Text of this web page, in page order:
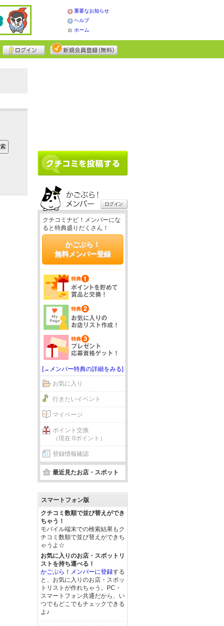
重要なお知らせ
ヘルプ
ホーム
クチコミナビ！メンバーにな
ると特典盛りだくさん！
かごぶら！
無料メンバー登録
[→メンバー特典の詳細をみる]
お気に入り
行きたいイベント
マイページ
ポイント交換
（現在 0ポイント）
登録情報確認
最近見たお店・スポット
スマートフォン版
クチコミ数順で並び替えができ
ちゃう！
モバイル端末での検索結果もク
チコミ数順で並び替えができち
ゃうよ☆
お気に入りのお店・スポットリ
ストを持ち運べる！
かごぶら！メンバーに登録する
と、お気に入りのお店・スポッ
トリストが作れちゃう。PC・
スマートフォン共通だから、い
つでもどこでもチェックできる
よ♪